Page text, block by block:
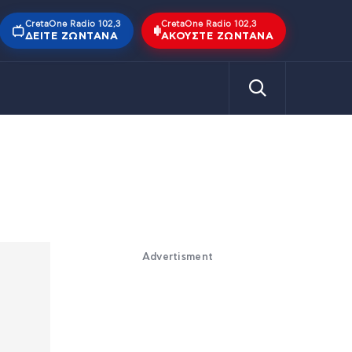
CretaOne Radio 102,3
ΔΕΊΤΕ ΖΩΝΤΑΝΆ
CretaOne Radio 102,3
ΑΚΟΎΣΤΕ ΖΩΝΤΑΝΆ
Advertisment